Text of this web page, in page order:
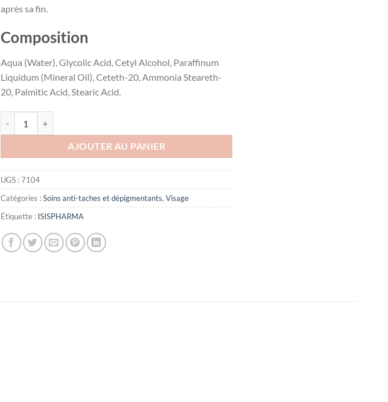
après sa fin.
Composition
Aqua (Water), Glycolic Acid, Cetyl Alcohol, Paraffinum
Liquidum (Mineral Oil), Ceteth-20, Ammonia Steareth-
20, Palmitic Acid, Stearic Acid.
AJOUTER AU PANIER
UGS :7104
Catégories :Soins anti-taches et dépigmentants, Visage
Étiquette : ISISPHARMA